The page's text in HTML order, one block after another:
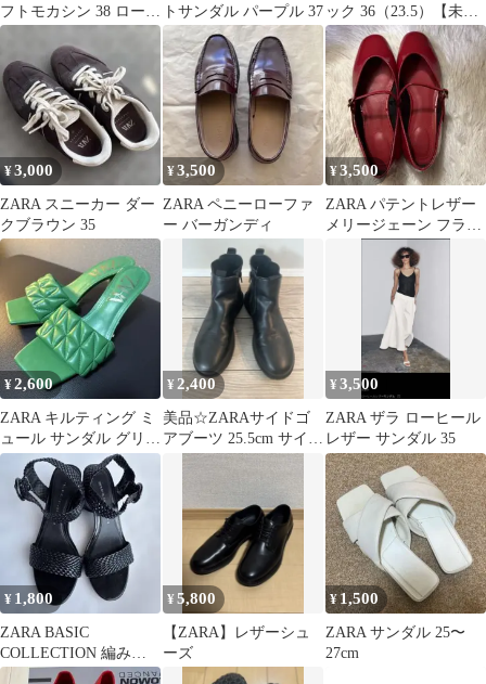
フトモカシン 38 ローフ
ァー
トサンダル パープル 37 ック 36（23.5）【未使
用】
¥3,000
ZARA スニーカー ダー
クブラウン 35
¥3,500
ZARA ペニーローファ
ー バーガンディ
¥3,500
ZARA パテントレザー
メリージェーン フラッ
トシューズ 赤 37
¥2,600
ZARA キルティング ミ
ュール サンダル グリー
ン
¥2,400
美品☆ZARAサイドゴ
アブーツ 25.5cm サイド
ジップ ショートブーツ
¥3,500
ZARA ザラ ローヒール
レザー サンダル 35
¥ 1,800
ZARA BASIC
COLLECTION 編み込
みサンダル ブラック
¥5,800
【ZARA】レザーシュ
ーズ
¥1,500
ZARA サンダル 25〜
27cm